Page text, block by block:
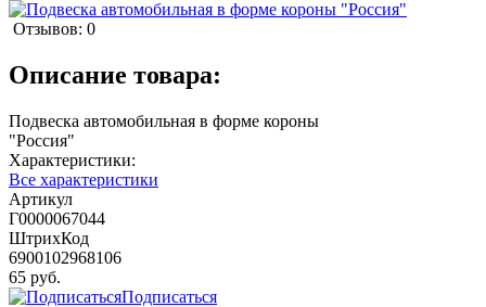
Отзывов: 0
Описание товара:
Подвеска автомобильная в форме короны
Характеристики:
Все характеристики
Артикул
Г0000067044
ШтрихКод
6900102968106
65 руб.
Подписаться